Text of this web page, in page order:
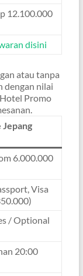
12.100.000
disini
atau tanpa
dengan nilai
Promo
6.000.000
Visa
/ Optional
20:00